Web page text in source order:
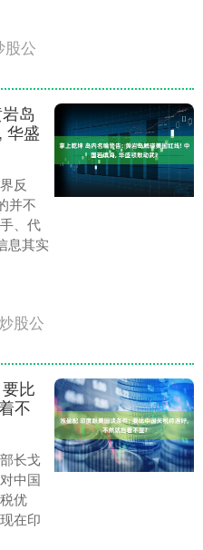
股公
岛
华盛
反
并不
、代
息其实
股公
比
不
长戈
中国
优
在印